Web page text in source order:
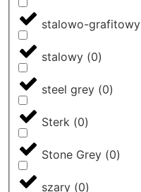
stalowo-grafitowy
stalowy (0)
steel grey (0)
Sterk (0)
Stone Grey (0)
szary (0)